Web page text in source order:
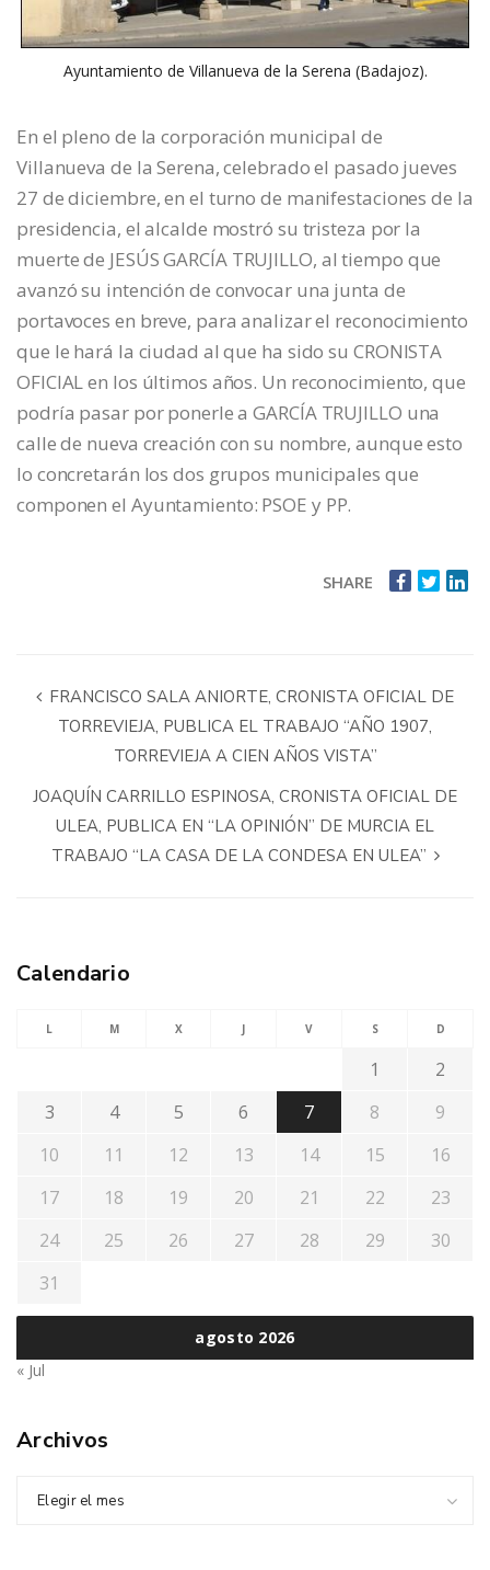
Ayuntamiento de Villanueva de la Serena (Badajoz).
En el pleno de la corporación municipal de
Villanueva de la Serena, celebrado el pasado jueves
27 de diciembre, en el turno de manifestaciones de la
presidencia, el alcalde mostró su tristeza por la
muerte de JESÚS GARCÍA TRUJILLO, al tiempo que
avanzó su intención de convocar una junta de
portavoces en breve, para analizar el reconocimiento
que le hará la ciudad al que ha sido su CRONISTA
OFICIAL en los últimos años. Un reconocimiento, que
podría pasar por ponerle a GARCÍA TRUJILLO una
calle de nueva creación con su nombre, aunque esto
lo concretarán los dos grupos municipales que
componen el Ayuntamiento: PSOE y PP.
SHARE
FRANCISCO SALA ANIORTE, CRONISTA OFICIAL DE
TORREVIEJA, PUBLICA EL TRABAJO “AÑO 1907,
TORREVIEJA A CIEN AÑOS VISTA”
JOAQUÍN CARRILLO ESPINOSA, CRONISTA OFICIAL DE
ULEA, PUBLICA EN “LA OPINIÓN” DE MURCIA EL
TRABAJO “LA CASA DE LA CONDESA EN ULEA”
Calendario
agosto 2026
L M X J V S D
1
2
3
4 5 6 7 8
9
10
11 12 13 14 15
16
17
18 19 20 21 22
23
24
25 26 27 28 29
30
31
« Jul
Archivos
Elegir el mes